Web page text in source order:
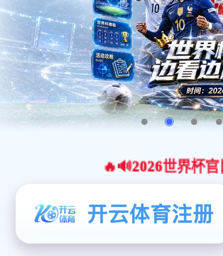
🔥🔊2026世界杯官网合